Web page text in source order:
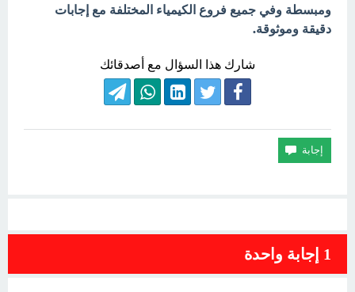
ومبسطة وفي جميع فروع الكيمياء المختلفة مع إجابات
دقيقة وموثوقة.
شارك هذا السؤال مع أصدقائك
1 إجابة واحدة